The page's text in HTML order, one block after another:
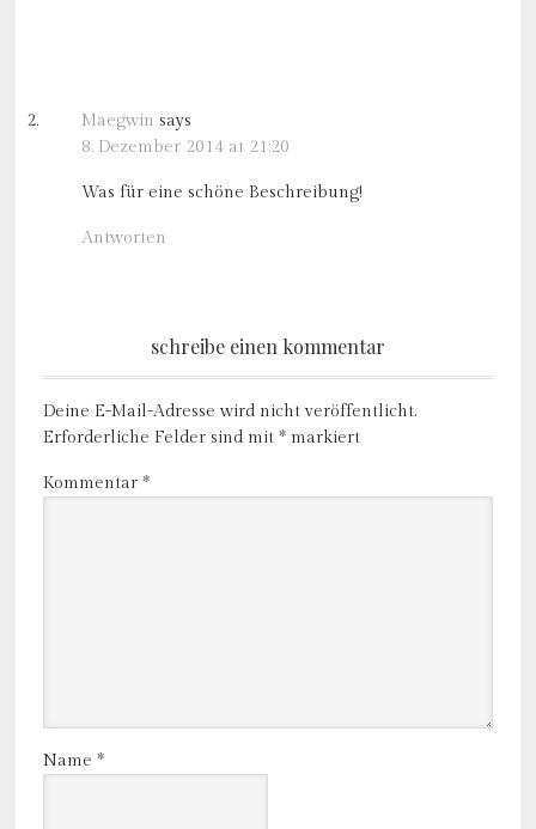
Maegwin says
8. Dezember 2014 at 21:20
Was für eine schöne Beschreibung!
Antworten
schreibe einen kommentar
Deine E-Mail-Adresse wird nicht veröffentlicht.
Erforderliche Felder sind mit *markiert
Kommentar *
Name *